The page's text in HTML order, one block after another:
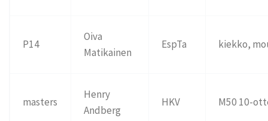
P14
Oiva
Matikainen
EspTa kiekko,
masters
Henry
Andberg
HKV M50 10-